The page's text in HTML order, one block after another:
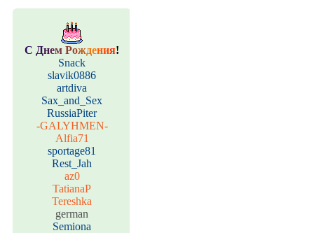
С Днем Рождения!
Snack
slavik0886
artdiva
Sax_and_Sex
RussiaPiter
-GALYHMEN-
Alfia71
sportage81
Rest_Jah
az0
TatianaP
Tereshka
german
Semiona